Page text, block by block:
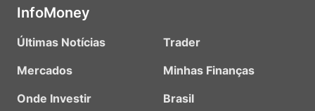
InfoMoney
Últimas Notícias
Mercados
Onde Investir
Trader
Minhas Finanças
Brasil